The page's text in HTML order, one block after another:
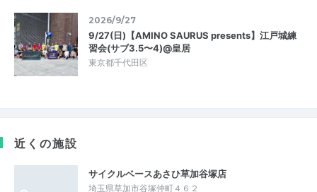
2026/9/27
9/27(日)【AMINO SAURUS presents】江戸城練
習会(サブ3.5〜4)@皇居
東京都千代田区
近くの施設
サイクルベースあさひ草加谷塚店
埼玉県草加市谷塚仲町４６２